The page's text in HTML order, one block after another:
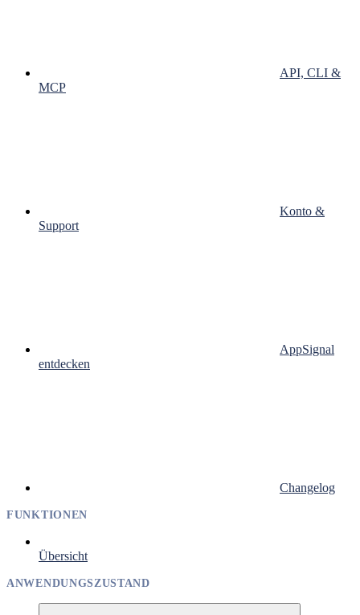
API, CLI &
MCP
Konto &
Support
AppSignal
entdecken
Changelog
FUNKTIONEN
Übersicht
ANWENDUNGSZUSTAND